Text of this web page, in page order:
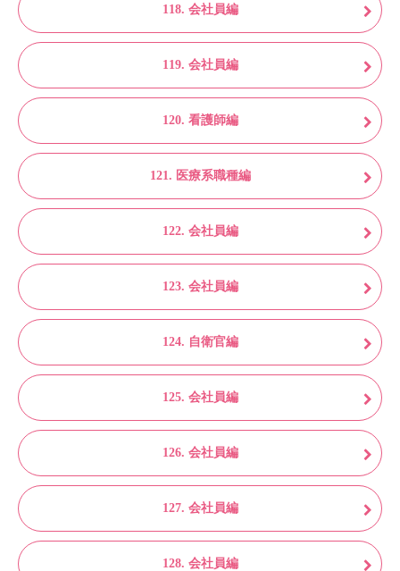
118. 会社員編
119. 会社員編
120. 看護師編
121. 医療系職種編
122. 会社員編
123. 会社員編
124. 自衛官編
125. 会社員編
126. 会社員編
127. 会社員編
128. 会社員編